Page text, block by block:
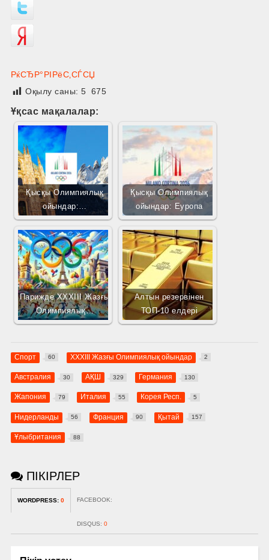
РќСЂР°РІРёС‚СЃСЏ
Оқылу саны:5 675
Ұқсас мақалалар:
Қысқы Олимпиялық
ойындар:…
Қысқы Олимпиялық
ойындар: Еуропа
Парижде XXXIII Жазғы
Олимпиялық…
Алтын резервінен
ТОП-10 елдері
Спорт 60 XXXIII Жазғы Олимпиялық ойындар 2
Австралия 30 АҚШ 329 Германия 130
Жапония 79 Италия 55 Корея Респ. 5
Нидерланды 56 Франция 90 Қытай 157
Ұлыбритания 88
ПІКІРЛЕР
WORDPRESS: 0 FACEBOOK:
DISQUS: 0